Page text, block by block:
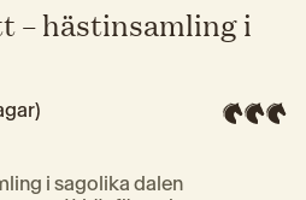
– hästinsamling i
i sagolika dalen